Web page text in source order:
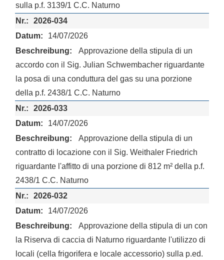
sulla p.f. 3139/1 C.C. Naturno
2026-034
14/07/2026
Approvazione della stipula di un
accordo con il Sig. Julian Schwembacher riguardante
la posa di una conduttura del gas su una porzione
della p.f. 2438/1 C.C. Naturno
2026-033
14/07/2026
Approvazione della stipula di un
contratto di locazione con il Sig. Weithaler Friedrich
riguardante l'affitto di una porzione di 812 m² della p.f.
2438/1 C.C. Naturno
2026-032
14/07/2026
Approvazione della stipula di un con
la Riserva di caccia di Naturno riguardante l'utilizzo di
locali (cella frigorifera e locale accessorio) sulla p.ed.